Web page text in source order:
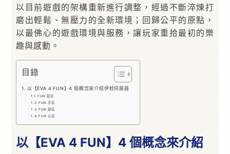
以目前遊戲的架構重新進行調整，經過不斷淬煉打
磨出輕鬆、無壓力的全新環境；回歸公平的原點，
以最佛心的遊戲環境與服務，讓玩家重拾最初的樂
趣與感動。
目錄
以【EVA 4 FUN】4 個概念來介紹伊娃伺服器
FUN 鬆玩
FUN 手玩
FUN 肆玩
FUN 心玩
以【EVA 4 FUN】4 個概念來介紹